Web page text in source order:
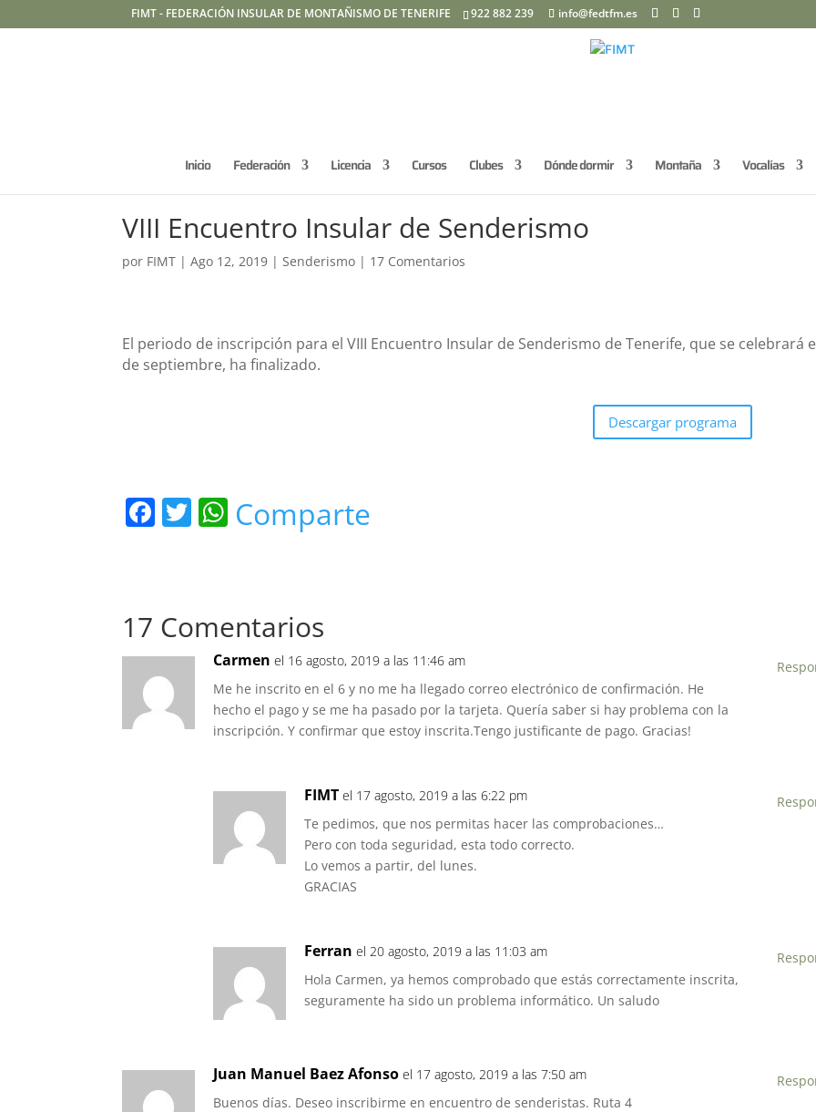
FIMT - FEDERACIÓN INSULAR DE MONTAÑISMO DE TENERIFE 922 882 239 info@fedtfm.es
Inicio Federación Licencia Cursos Clubes Dónde dormir Montaña Vocalías
VIII Encuentro Insular de Senderismo
por FIMT |Ago 12, 2019 |Senderismo | 17 Comentarios
El periodo de inscripción para el VIII Encuentro Insular de Senderismo de Tenerife, que se celebrará
de septiembre, ha finalizado.
Descargar programa
F
b
o
o
k
T W
A
p
p
Comparte
17 Comentarios
Carmen el 16 agosto, 2019 a las 11:46 am
Me he inscrito en el 6 y no me ha llegado correo electrónico de confirmación. He
hecho el pago y se me ha pasado por la tarjeta. Quería saber si hay problema con la
inscripción. Y confirmar que estoy inscrita.Tengo justificante de pago. Gracias!
FIMT el 17 agosto, 2019 a las 6:22 pm
Te pedimos, que nos permitas hacer las comprobaciones…
Pero con toda seguridad, esta todo correcto.
Lo vemos a partir, del lunes.
GRACIAS
Ferran el 20 agosto, 2019 a las 11:03 am
Hola Carmen, ya hemos comprobado que estás correctamente inscrita,
seguramente ha sido un problema informático. Un saludo
Juan Manuel Baez Afonso el 17 agosto, 2019 a las 7:50 am
Buenos días. Deseo inscribirme en encuentro de senderistas. Ruta 4